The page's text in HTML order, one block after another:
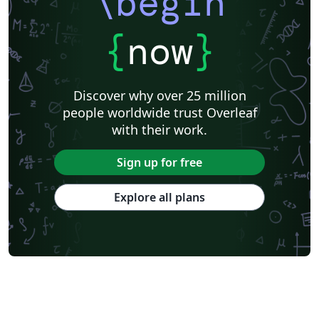
{now}
Discover why over 25 million
people worldwide trust Overleaf
with their work.
Sign up for free
Explore all plans